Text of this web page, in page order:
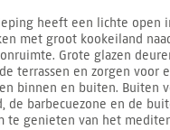
heeft een lichte open
met groot kookeiland
Grote glazen
terrassen en zorgen voor
binnen en buiten. Buiten
de barbecuezone en de
te genieten van het